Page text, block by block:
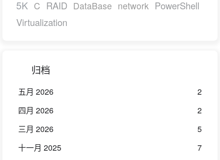
5K C RAID DataBase network PowerShell
Virtualization
归档
五月 2026
2
四月 2026
2
三月 2026
5
十一月 2025
7